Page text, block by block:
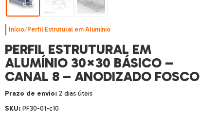
Início/Perfil Estrutural em Alumínio
PERFIL ESTRUTURAL EM
ALUMÍNIO 30×30 BÁSICO –
CANAL 8 – ANODIZADO FOSCO
Prazo de envio: 2 dias úteis
SKU: PF30-01-c10